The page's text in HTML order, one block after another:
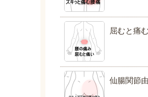
屈むと痛
仙腸関節